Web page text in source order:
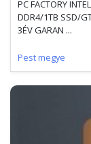
PC FACTORY
DDR4/1TB SSD/
3ÉV GARAN ...
Pest megye